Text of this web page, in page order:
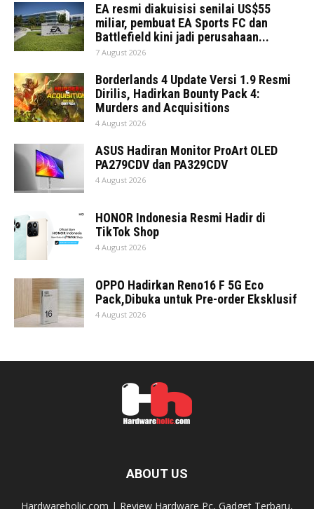
EA resmi diakuisisi senilai US$55
miliar, pembuat EA Sports FC dan
Battlefield kini jadi perusahaan...
7 August 2026
Borderlands 4 Update Versi 1.9 Resmi
Dirilis, Hadirkan Bounty Pack 4:
Murders and Acquisitions
4 August 2026
ASUS Hadiran Monitor ProArt OLED
PA279CDV dan PA329CDV
4 August 2026
HONOR Indonesia Resmi Hadir di
TikTok Shop
4 August 2026
OPPO Hadirkan Reno16 F 5G Eco
Pack,Dibuka untuk Pre-order Eksklusif
4 August 2026
ABOUT US
Hardwareholic.com | Review Hardware Pc, Gadget Terbaru,